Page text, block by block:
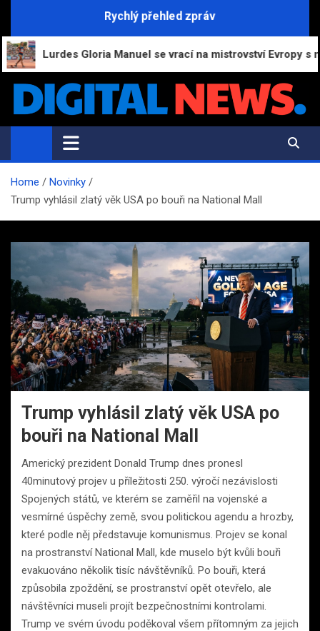
content
Rychlý přehled zpráv
Gloria Manuel se vrací na mistrovství Evropy s novou
Digital-News.cz
Informační a zpravodajský portál
Home
Novinky
Trump vyhlásil zlatý věk USA po bouři na National Mall
Trump vyhlásil zlatý věk USA po
bouři na National Mall
Americký prezident Donald Trump dnes pronesl
40minutový projev u příležitosti 250. výročí nezávislosti
Spojených států, ve kterém se zaměřil na vojenské a
vesmírné úspěchy země, svou politickou agendu a hrozby,
které podle něj představuje komunismus. Projev se konal
na prostranství National Mall, kde muselo být kvůli bouři
evakuováno několik tisíc návštěvníků. Po bouři, která
způsobila zpoždění, se prostranství opět otevřelo, ale
návštěvníci museli projít bezpečnostními kontrolami.
Trump ve svém úvodu poděkoval všem přítomným za jejich